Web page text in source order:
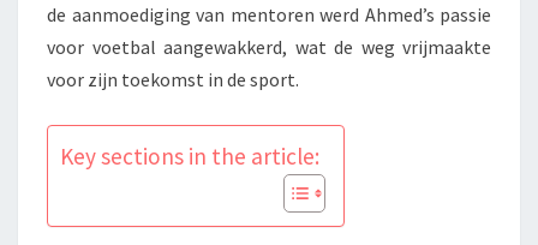
de aanmoediging van mentoren werd Ahmed’s passie
voor voetbal aangewakkerd, wat de weg vrijmaakte
voor zijn toekomst in de sport.
Key sections in the article: